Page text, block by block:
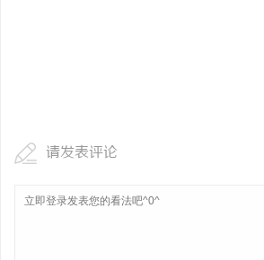
请发表评论